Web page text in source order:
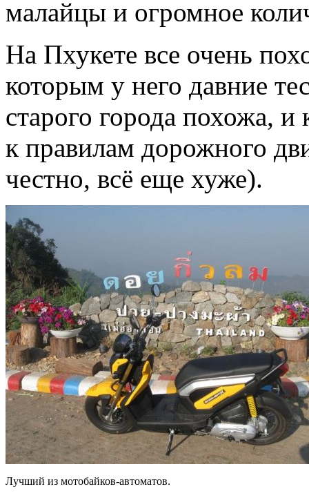
малайцы и огромное
На Пхукете все очень
которым у него давние
старого города похожа,
к правилам дорожного
честно, всё еще хуже).
Лучший из мотобайков-автоматов.